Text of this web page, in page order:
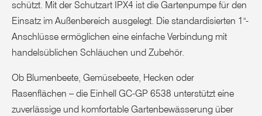
schützt. Mit der Schutzart IPX4 ist die Gartenpumpe für den
Einsatz im Außenbereich ausgelegt. Die standardisierten 1"-
Anschlüsse ermöglichen eine einfache Verbindung mit
handelsüblichen Schläuchen und Zubehör.
Ob Blumenbeete, Gemüsebeete, Hecken oder
Rasenflächen – die Einhell GC-GP 6538 unterstützt eine
zuverlässige und komfortable Gartenbewässerung über